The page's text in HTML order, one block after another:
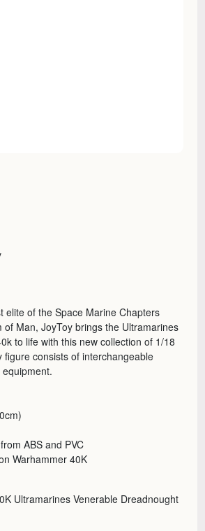
elite of the Space Marine Chapters
of Man, JoyToy brings the Ultramarines
to life with this new collection of 1/18
figure consists of interchangeable
ABS and PVC
Warhammer 40K
Ultramarines Venerable Dreadnought